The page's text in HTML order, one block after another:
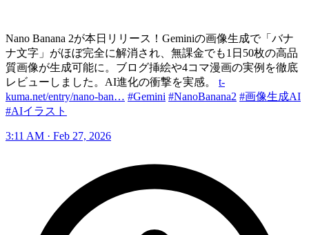
Nano Banana 2が本日リリース！Geminiの画像生成で「バナ
ナ文字」がほぼ完全に解消され、無課金でも1日50枚の高品
質画像が生成可能に。ブログ挿絵や4コマ漫画の実例を徹底
レビューしました。AI進化の衝撃を実感。 t-
kuma.net/entry/nano-ban… #Gemini #NanoBanana2 #画像生成AI
#AIイラスト
3:11 AM · Feb 27, 2026